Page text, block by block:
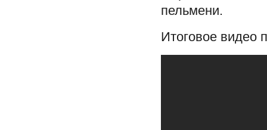
пельмени.
Итоговое видео